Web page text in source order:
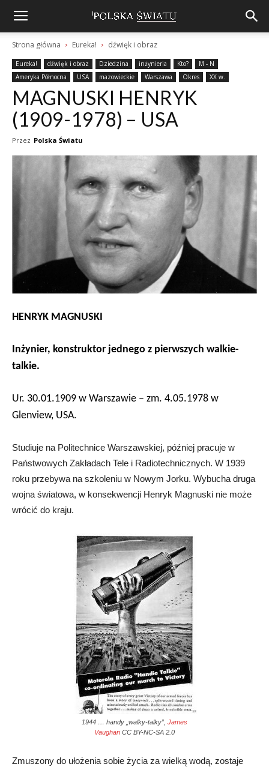
Strona główna Eureka! dźwięk i obraz
Eureka! dźwięk i obraz Dziedzina inżynieria Kto?
M - N
Ameryka Północna
USA mazowieckie Warszawa Okres XX w.
MAGNUSKI HENRYK
(1909-1978) – USA
Przez Polska Światu
HENRYK MAGNUSKI
Inżynier, konstruktor jednego z pierwszych walkie-
talkie.
Ur. 30.01.1909 w Warszawie – zm. 4.05.1978 w
Glenview, USA.
Studiuje na Politechnice Warszawskiej, później pracuje w
Państwowych Zakładach Tele i Radiotechnicznych. W 1939
roku przebywa na szkoleniu w Nowym Jorku. Wybucha druga
wojna światowa, w konsekwencji Henryk Magnuski nie może
wrócić do kraju.
1944 … handy „walky-talky”, James
Vaughan CC BY-NC-SA 2.0
Zmuszony do ułożenia sobie życia za wielką wodą, zostaje